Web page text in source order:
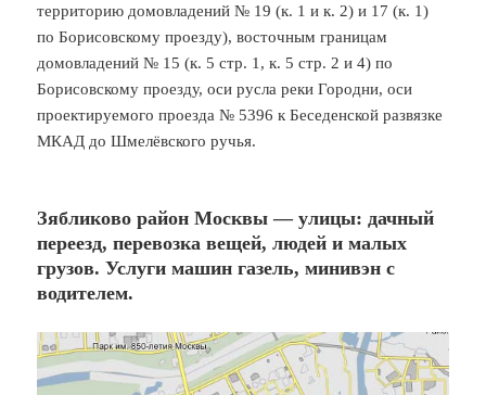
территорию домовладений № 19 (к. 1 и к. 2) и 17 (к. 1)
по Борисовскому проезду), восточным границам
домовладений № 15 (к. 5 стр. 1, к. 5 стр. 2 и 4) по
Борисовскому проезду, оси русла реки Городни, оси
проектируемого проезда № 5396 к Беседенской развязке
МКАД до Шмелёвского ручья.
Зябликово район Москвы — улицы: дачный
переезд, перевозка вещей, людей и малых
грузов. Услуги машин газель, минивэн с
водителем.